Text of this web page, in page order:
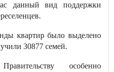
данный вид поддержки
квартир было выделено
30877 семей.
особенно